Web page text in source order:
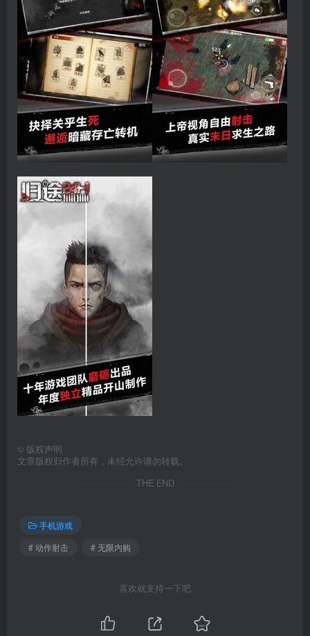
© 版权声明
文章版权归作者所有，未经允许请勿转载。
THE END
手机游戏
# 动作射击
# 无限内购
喜欢就支持一下吧